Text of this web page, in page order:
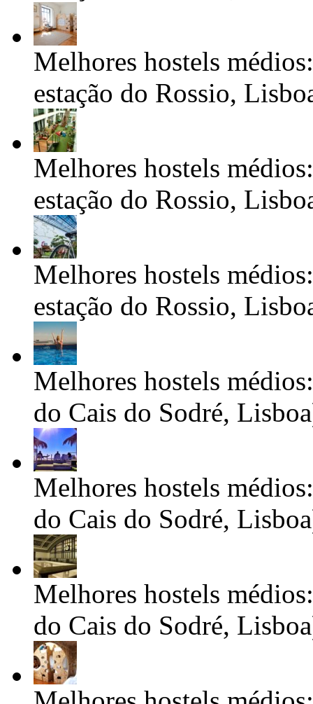
Melhores hostels
estação do Rossio,
Melhores hostels
estação do Rossio,
Melhores hostels
estação do Rossio,
Melhores hostels
do Cais do Sodré,
Melhores hostels
do Cais do Sodré,
Melhores hostels
do Cais do Sodré,